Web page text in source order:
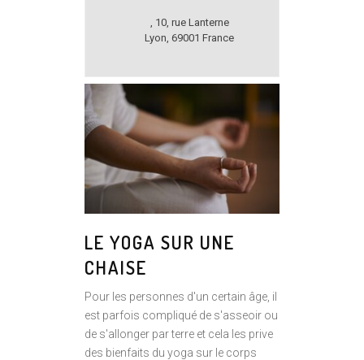
, 10, rue Lanterne
Lyon, 69001 France
LE YOGA SUR UNE
CHAISE
Pour les personnes d'un certain âge, il
est parfois compliqué de s'asseoir ou
de s'allonger par terre et cela les prive
des bienfaits du yoga sur le corps